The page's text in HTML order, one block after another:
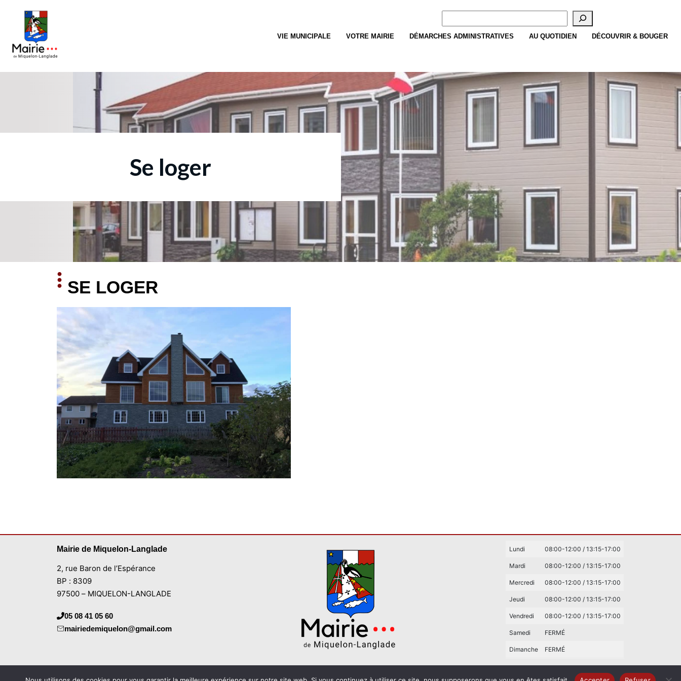
VIE MUNICIPALE VOTRE MAIRIE DÉMARCHES ADMINISTRATIVES AU QUOTIDIEN DÉCOUVRIR & BOUGER
Se loger
SE LOGER
Mairie de Miquelon-Langlade
2, rue Baron de l’Espérance
BP : 8309
97500 – MIQUELON-LANGLADE
05 08 41 05 60
mairiedemiquelon@gmail.com
Lundi 08:00-12:00 / 13:15-17:00
Mardi 08:00-12:00 / 13:15-17:00
Mercredi 08:00-12:00 / 13:15-17:00
Jeudi 08:00-12:00 / 13:15-17:00
Vendredi 08:00-12:00 / 13:15-17:00
Samedi FERMÉ
Dimanche FERMÉ